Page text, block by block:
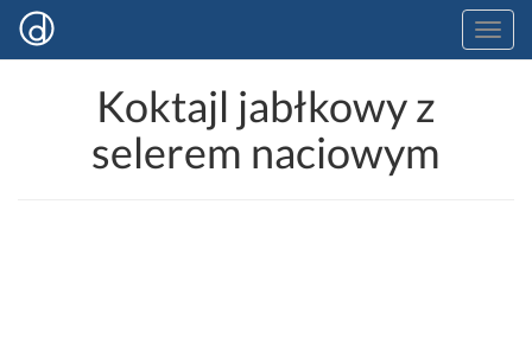
Koktajl jabłkowy z
selerem naciowym